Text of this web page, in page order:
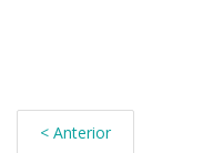
< Anterior